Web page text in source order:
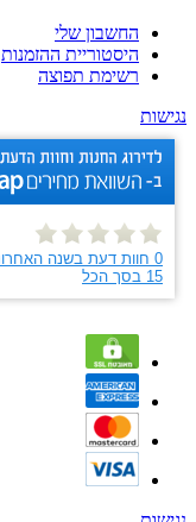
החשבון שלי
היסטוריית ההזמנות
רשימת תפוצה
נגישות